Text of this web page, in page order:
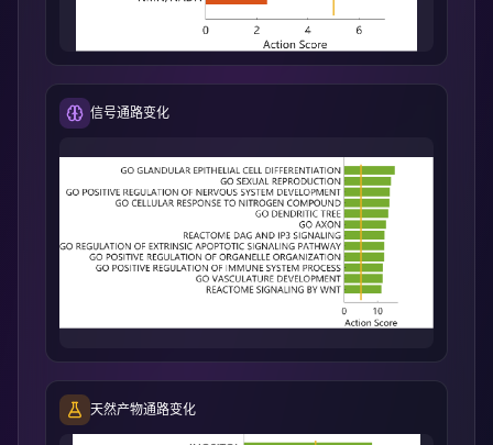
信号通路变化
天然产物通路变化